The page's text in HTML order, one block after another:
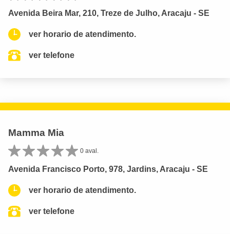
Avenida Beira Mar, 210, Treze de Julho, Aracaju - SE
ver horario de atendimento.
ver telefone
Mamma Mia
0 aval.
Avenida Francisco Porto, 978, Jardins, Aracaju - SE
ver horario de atendimento.
ver telefone